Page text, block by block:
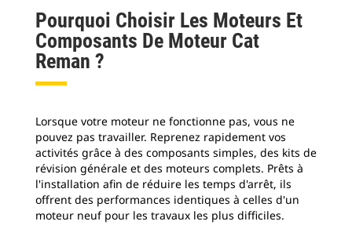
Pourquoi Choisir Les Moteurs Et
Composants De Moteur Cat
Reman ?
Lorsque votre moteur ne fonctionne pas, vous ne
pouvez pas travailler. Reprenez rapidement vos
activités grâce à des composants simples, des kits de
révision générale et des moteurs complets. Prêts à
l'installation afin de réduire les temps d'arrêt, ils
offrent des performances identiques à celles d'un
moteur neuf pour les travaux les plus difficiles.